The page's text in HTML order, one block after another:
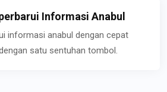
Informasi Anabul
informasi anabul dengan cepat
satu sentuhan tombol.